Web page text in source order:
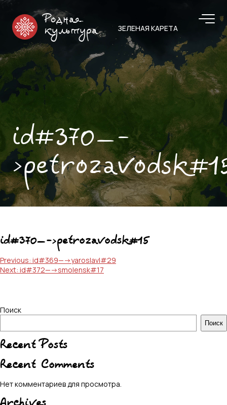
Родная
культура
ЗЕЛЕНАЯ КАРЕТА
id#370—-
id#370—->petrozavodsk#15
Навигация
по
Previous: id#369—->yaroslavl#29
Next: id#372—->smolensk#17
Поиск
Поиск
Recent Posts
Recent Comments
Нет комментариев для просмотра.